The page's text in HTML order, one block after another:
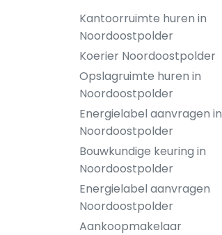
Kantoorruimte huren in
Noordoostpolder
Koerier Noordoostpolder
Opslagruimte huren in
Noordoostpolder
Energielabel aanvragen in
Noordoostpolder
Bouwkundige keuring in
Noordoostpolder
Energielabel aanvragen
Noordoostpolder
Aankoopmakelaar